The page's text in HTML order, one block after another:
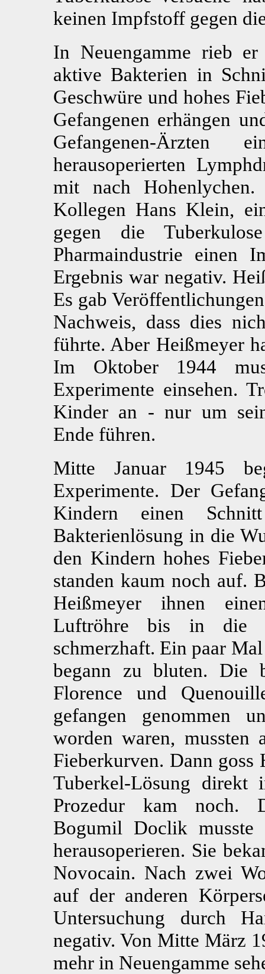
keinen Impfstoff gegen
In Neuengamme rieb er
aktive Bakterien in
Geschwüre und hohes
Gefangenen erhängen
Gefangenen-
herausoperierten
mit nach
Kollegen Hans Klein,
gegen die
Pharmaindustrie einen
Ergebnis war negativ.
Es gab
Nachweis, dass dies
führte. Aber Heißmeyer
Im Oktober 1944
Experimente einsehen.
Kinder an - nur um
Ende führen.
Mitte Januar 1945
Experimente. Der
Kindern einen
Bakterienlösung in die
den Kindern hohes
standen kaum noch auf.
Heißmeyer ihnen
Luftröhre bis in die
schmerzhaft. Ein paar
begann zu bluten. Die
Florence und
gefangen genommen
worden waren, mussten
Fieberkurven. Dann goss
Tuberkel-Lösung
Prozedur kam noch.
Bogumil Doclik musste
herausoperieren. Sie
Novocain. Nach zwei
auf der anderen
Untersuchung durch
negativ. Von Mitte März
mehr in Neuengamme